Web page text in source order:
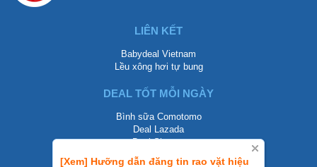
[Xem] Hưỡng dẫn đăng tin rao vặt hiệu
LIÊN KẾT
Babydeal Vietnam
Lều xông hơi tự bung
DEAL TỐT MỖI NGÀY
Bình sữa Comotomo
Deal Lazada
Deal Shopee